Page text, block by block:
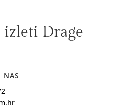
Drage
NAS